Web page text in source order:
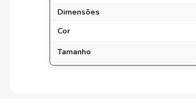
Dimensões
Cor
Tamanho